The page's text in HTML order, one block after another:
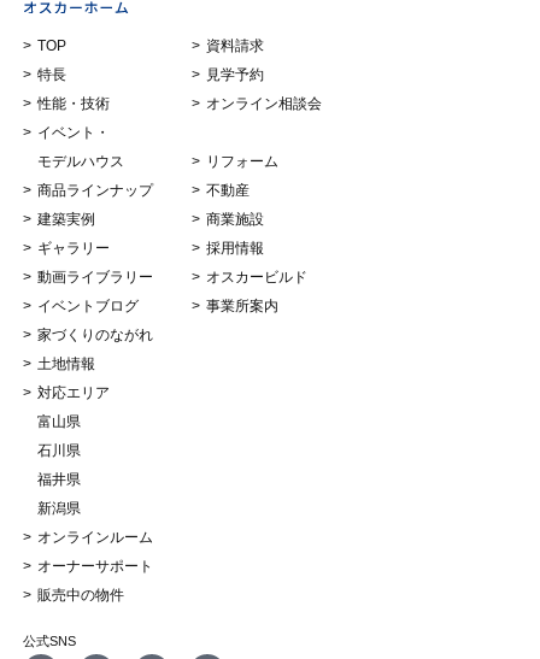
TOP
特長
性能・技術
イベント・
モデルハウス
商品ラインナップ
建築実例
ギャラリー
動画ライブラリー
イベントブログ
家づくりのながれ
土地情報
対応エリア
富山県
石川県
福井県
新潟県
オンラインルーム
オーナーサポート
販売中の物件
資料請求
見学予約
オンライン相談会
リフォーム
不動産
商業施設
採用情報
オスカービルド
事業所案内
公式SNS